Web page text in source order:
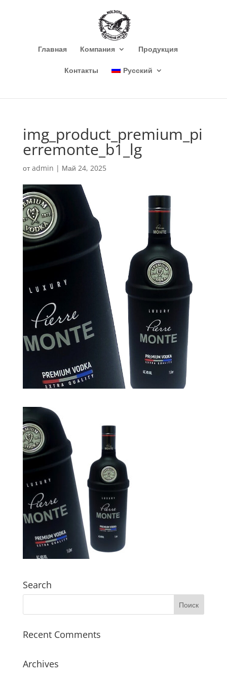
Главная Компания Продукция
Контакты Русский
img_product_premium_pi
erremonte_b1_lg
отadmin | Май 24, 2025
Search
Recent Comments
Archives